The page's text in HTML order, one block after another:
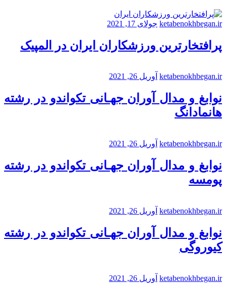
ketabenokhbegan.ir جولای 17, 2021
پرافتخارترین ورزشکاران ایران در المپیک
ketabenokhbegan.ir آوریل 26, 2021
نوابغ و مدال آوران جهـانی تکواندو در رشته
هانمادانگ
ketabenokhbegan.ir آوریل 26, 2021
نوابغ و مدال آوران جهـانی تکواندو در رشته
پومسه
ketabenokhbegan.ir آوریل 26, 2021
نوابغ و مدال آوران جهـانی تکواندو در رشته
کیوروگی
ketabenokhbegan.ir آوریل 26, 2021